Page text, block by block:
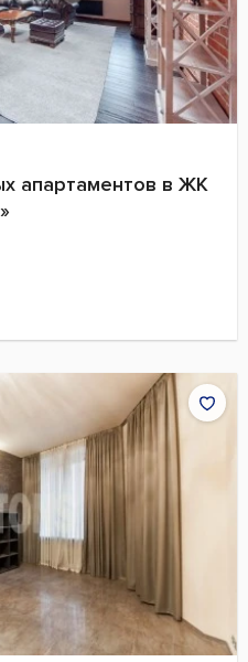
апартаментов в ЖК